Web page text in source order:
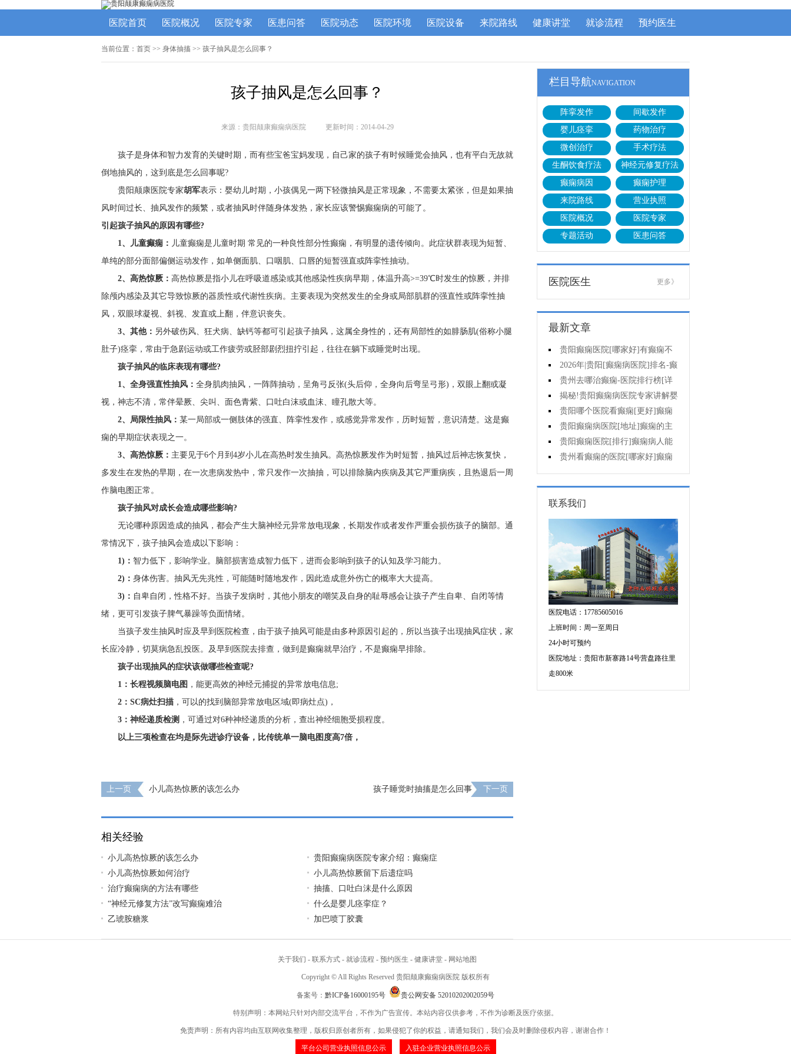
医院首页 医院概况 医院专家 医患问答 医院动态 医院环境 医院设备 来院路线 健康讲堂 就诊流程 预约医生
当前位置： 首页 >> 身体抽搐 >> 孩子抽风是怎么回事？
孩子抽风是怎么回事？
来源：贵阳颠康癫痫病医院 更新时间：2014-04-29
孩子是身体和智力发育的关键时期，而有些宝爸宝妈发现，自己家的孩子有时候睡觉会抽风，也有平白无故就
倒地抽风的，这到底是怎么回事呢?
贵阳颠康医院专家胡军表示：婴幼儿时期，小孩偶见一两下轻微抽风是正常现象，不需要太紧张，但是如果抽
风时间过长、抽风发作的频繁，或者抽风时伴随身体发热，家长应该警惕癫痫病的可能了。
引起孩子抽风的原因有哪些?
1、儿童癫痫： 儿童癫痫是儿童时期 常见的一种良性部分性癫痫，有明显的遗传倾向。此症状群表现为短暂、
单纯的部分面部偏侧运动发作，如单侧面肌、口咽肌、口唇的短暂强直或阵挛性抽动。
2、高热惊厥： 高热惊厥是指小儿在呼吸道感染或其他感染性疾病早期，体温升高>=39℃时发生的惊厥，并排
除颅内感染及其它导致惊厥的器质性或代谢性疾病。主要表现为突然发生的全身或局部肌群的强直性或阵挛性抽
风，双眼球凝视、斜视、发直或上翻，伴意识丧失。
3、其他： 另外破伤风、狂犬病、缺钙等都可引起孩子抽风，这属全身性的，还有局部性的如腓肠肌(俗称小腿
肚子)痉挛，常由于急剧运动或工作疲劳或胫部剧烈扭拧引起，往往在躺下或睡觉时出现。
孩子抽风的临床表现有哪些?
1、全身强直性抽风： 全身肌肉抽风，一阵阵抽动，呈角弓反张(头后仰，全身向后弯呈弓形)，双眼上翻或凝
视，神志不清，常伴晕厥、尖叫、面色青紫、口吐白沫或血沫、瞳孔散大等。
2、局限性抽风： 某一局部或一侧肢体的强直、阵挛性发作，或感觉异常发作，历时短暂，意识清楚。这是癫
痫的早期症状表现之一。
3、高热惊厥： 主要见于6个月到4岁小儿在高热时发生抽风。高热惊厥发作为时短暂，抽风过后神志恢复快，
多发生在发热的早期，在一次患病发热中，常只发作一次抽抽，可以排除脑内疾病及其它严重病疾，且热退后一周
作脑电图正常。
孩子抽风对成长会造成哪些影响?
无论哪种原因造成的抽风，都会产生大脑神经元异常放电现象，长期发作或者发作严重会损伤孩子的脑部。通
常情况下，孩子抽风会造成以下影响：
1)： 智力低下，影响学业。脑部损害造成智力低下，进而会影响到孩子的认知及学习能力。
2)： 身体伤害。抽风无先兆性，可能随时随地发作，因此造成意外伤亡的概率大大提高。
3)： 自卑自闭，性格不好。当孩子发病时，其他小朋友的嘲笑及自身的耻辱感会让孩子产生自卑、自闭等情
绪，更可引发孩子脾气暴躁等负面情绪。
当孩子发生抽风时应及早到医院检查，由于孩子抽风可能是由多种原因引起的，所以当孩子出现抽风症状，家
长应冷静，切莫病急乱投医。及早到医院去排查，做到是癫痫就早治疗，不是癫痫早排除。
孩子出现抽风的症状该做哪些检查呢?
1：长程视频脑电图 ，能更高效的神经元捕捉的异常放电信息;
2：SC病灶扫描 ，可以的找到脑部异常放电区域(即病灶点)，
3：神经递质检测 ，可通过对6种神经递质的分析，查出神经细胞受损程度。
以上三项检查在均是际先进诊疗设备，比传统单一脑电图度高7倍，
上一页 小儿高热惊厥的该怎么办 孩子睡觉时抽搐是怎么回事 下一页
相关经验
小儿高热惊厥的该怎么办
贵阳癫痫病医院专家介绍：癫痫症
小儿高热惊厥如何治疗
小儿高热惊厥留下后遗症吗
治疗癫痫病的方法有哪些
抽搐、口吐白沫是什么原因
“神经元修复方法”改写癫痫难治
什么是婴儿痉挛症？
乙琥胺糖浆
加巴喷丁胶囊
栏目导航NAVIGATION
阵挛发作
间歇发作
婴儿痉挛
药物治疗
微创治疗
手术疗法
生酮饮食疗法
神经元修复疗法
癫痫病因
癫痫护理
来院路线
营业执照
医院概况
医院专家
专题活动
医患问答
医院医生 更多》
最新文章
贵阳癫痫医院[哪家好]有癫痫不
能吃什么?
2026年|贵阳[癫痫病医院]排名-癫
痫病人检查对身体有影响吗?
贵州去哪治癫痫-医院排行榜[详
细排名]癫痫会导致病人精神失常
吗?
揭秘!贵阳癫痫病医院专家讲解婴
儿为什么会得癫痫呢
贵阳哪个医院看癫痫[更好]癫痫
发作有什么症状表现?
贵阳癫痫病医院[地址]癫痫的主
要症状是什么?
贵阳癫痫医院[排行]癫痫病人能
熬夜吗?
贵州看癫痫的医院[哪家好]癫痫
的三大类原因?
联系我们
医院电话：17785605016
上班时间：周一至周日
24小时可预约
医院地址：贵阳市新寨路14号营盘路往里
走800米
关于我们 - 联系方式 - 就诊流程 - 预约医生 - 健康讲堂 - 网站地图
Copyright © All Rights Reserved 贵阳颠康癫痫病医院 版权所有
备案号： 黔ICP备16000195号 贵公网安备 52010202002059号
特别声明：本网站只针对内部交流平台，不作为广告宣传。本站内容仅供参考，不作为诊断及医疗依据。
免责声明：所有内容均由互联网收集整理，版权归原创者所有，如果侵犯了你的权益，请通知我们，我们会及时删除侵权内容，谢谢合作！
平台公司营业执照信息公示 入驻企业营业执照信息公示